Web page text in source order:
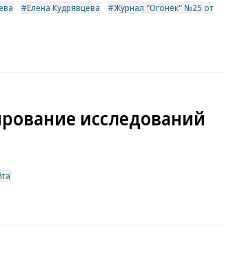
Елена Кудрявцева
Журнал "Огонёк" №25 от
исследований